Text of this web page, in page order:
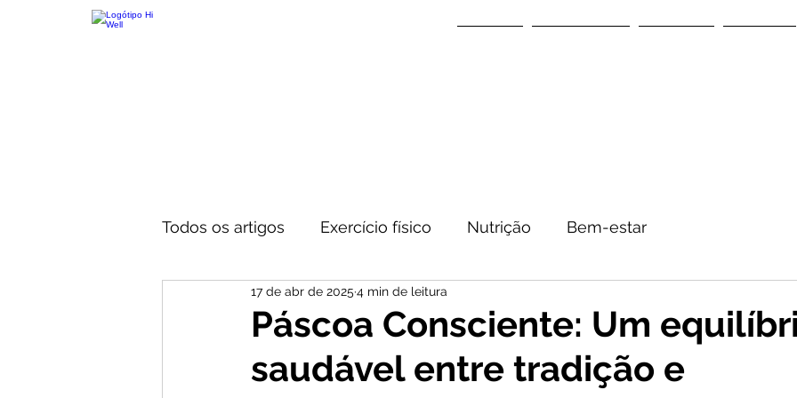
Todos os artigos Exercício físico Nutrição Bem-estar
Páscoa Consciente: Um
saudável entre tradição e
17 de abr de 2025 4 min de leitura